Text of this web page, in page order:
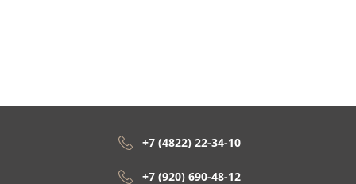
+7 (4822) 22-34-10
+7 (920) 690-48-12